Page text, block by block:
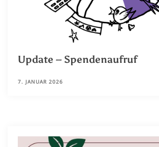
Update – Spendenaufruf
7. JANUAR 2026